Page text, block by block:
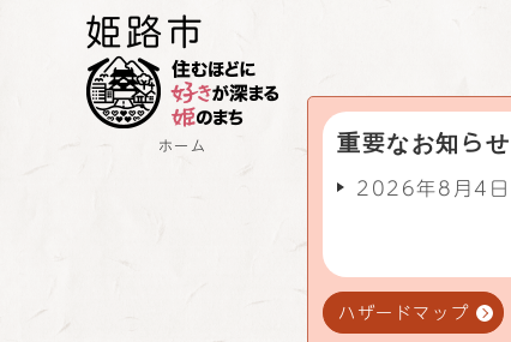
ホーム 重要なお知らせ
2026年8月4日
ハザードマップ